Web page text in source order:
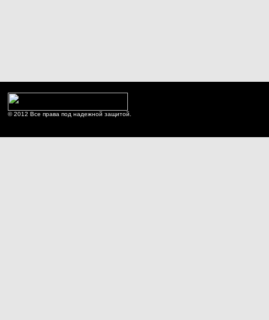
© 2012 Все права под надежной защитой.